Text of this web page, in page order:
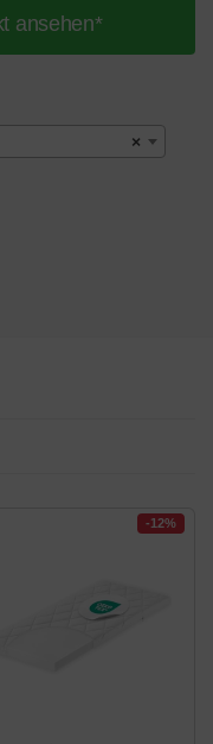
ansehen*
×
-12%